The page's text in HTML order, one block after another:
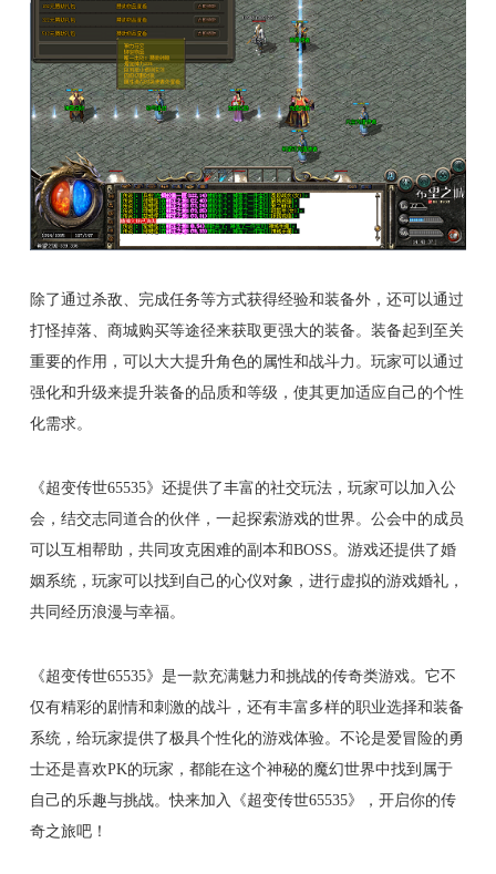
除了通过杀敌、完成任务等方式获得经验和装备外，还可以通过
打怪掉落、商城购买等途径来获取更强大的装备。装备起到至关
重要的作用，可以大大提升角色的属性和战斗力。玩家可以通过
强化和升级来提升装备的品质和等级，使其更加适应自己的个性
化需求。
《超变传世65535》还提供了丰富的社交玩法，玩家可以加入公
会，结交志同道合的伙伴，一起探索游戏的世界。公会中的成员
可以互相帮助，共同攻克困难的副本和BOSS。游戏还提供了婚
姻系统，玩家可以找到自己的心仪对象，进行虚拟的游戏婚礼，
共同经历浪漫与幸福。
《超变传世65535》是一款充满魅力和挑战的传奇类游戏。它不
仅有精彩的剧情和刺激的战斗，还有丰富多样的职业选择和装备
系统，给玩家提供了极具个性化的游戏体验。不论是爱冒险的勇
士还是喜欢PK的玩家，都能在这个神秘的魔幻世界中找到属于
自己的乐趣与挑战。快来加入《超变传世65535》，开启你的传
奇之旅吧！